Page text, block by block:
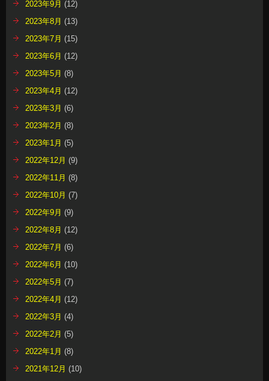
2023年9月 (12)
2023年8月 (13)
2023年7月 (15)
2023年6月 (12)
2023年5月 (8)
2023年4月 (12)
2023年3月 (6)
2023年2月 (8)
2023年1月 (5)
2022年12月 (9)
2022年11月 (8)
2022年10月 (7)
2022年9月 (9)
2022年8月 (12)
2022年7月 (6)
2022年6月 (10)
2022年5月 (7)
2022年4月 (12)
2022年3月 (4)
2022年2月 (5)
2022年1月 (8)
2021年12月 (10)